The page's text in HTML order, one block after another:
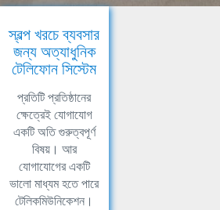
স্বল্প খরচে ব্যবসার
জন্য অত্যাধুনিক
টেলিফোন সিস্টেম
প্রতিটি প্রতিষ্ঠানের
ক্ষেত্রেই যোগাযোগ
একটি অতি গুরুত্বপূর্ণ
বিষয়। আর
যোগাযোগের একটি
ভালো মাধ্যম হতে পারে
টেলিকমিউনিকেশন।